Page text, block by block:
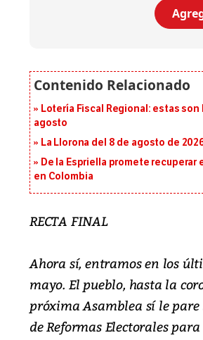
Lotería Fiscal Regional: estas
agosto
La Llorona del 8 de agosto de
De la Espriella promete
en Colombia
RECTA FINAL
Ahora sí, entramos en los
mayo. El pueblo, hasta la
próxima Asamblea sí le
de Reformas Electorales